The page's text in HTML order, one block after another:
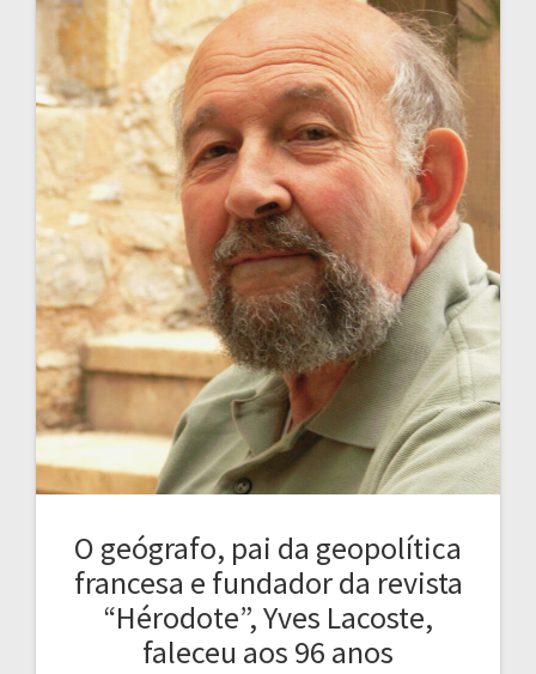
O geógrafo, pai da geopolítica
francesa e fundador da revista
“Hérodote”, Yves Lacoste,
faleceu aos 96 anos